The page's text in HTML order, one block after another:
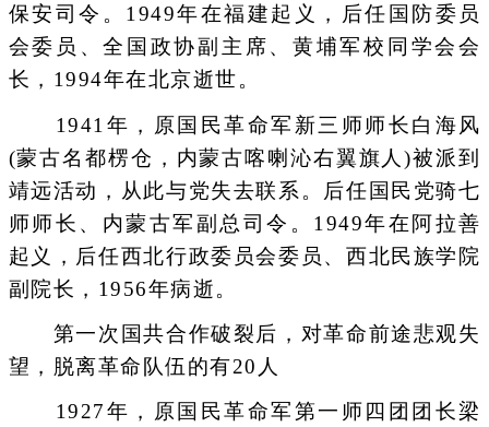
保安司令。1949年在福建起义，后任国防委员
会委员、全国政协副主席、黄埔军校同学会会
长，1994年在北京逝世。
1941年，原国民革命军新三师师长白海风
(蒙古名都楞仓，内蒙古喀喇沁右翼旗人)被派到
靖远活动，从此与党失去联系。后任国民党骑七
师师长、内蒙古军副总司令。1949年在阿拉善
起义，后任西北行政委员会委员、西北民族学院
副院长，1956年病逝。
第一次国共合作破裂后，对革命前途悲观失
望，脱离革命队伍的有20人
1927年，原国民革命军第一师四团团长梁